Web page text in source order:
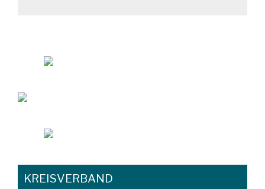
KREISVERBAND